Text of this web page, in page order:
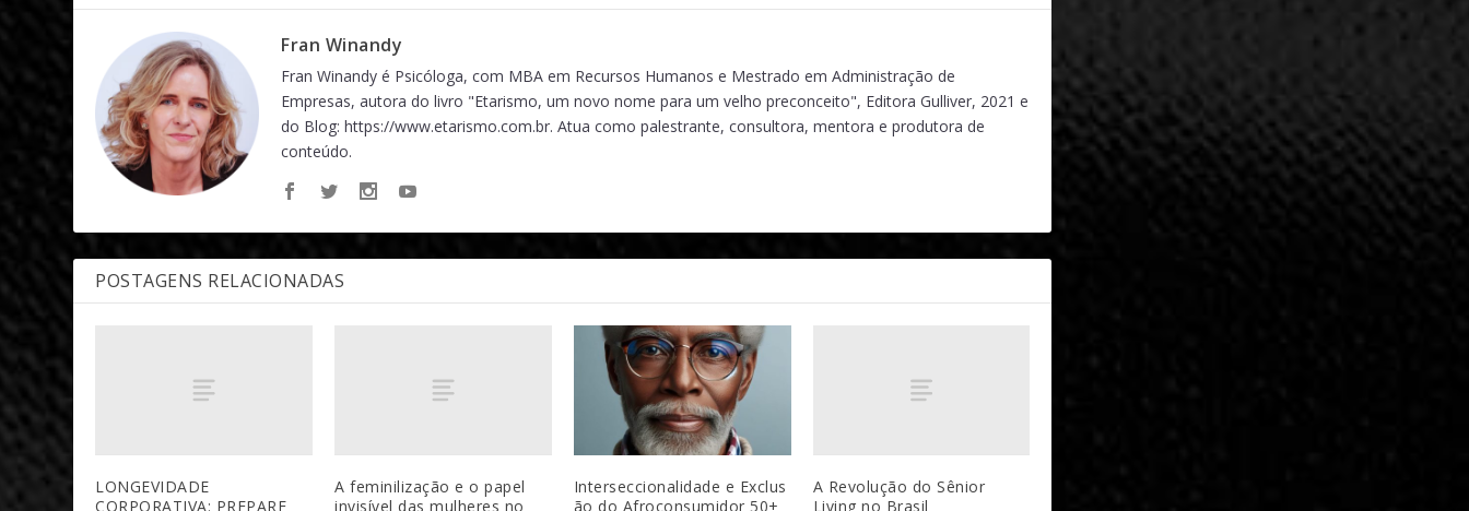
Fran Winandy
Fran Winandy é Psicóloga, com MBA em Recursos Humanos e Mestrado em Administração de
Empresas, autora do livro "Etarismo, um novo nome para um velho preconceito", Editora Gulliver, 2021 e
do Blog: https://www.etarismo.com.br. Atua como palestrante, consultora, mentora e produtora de
conteúdo.
POSTAGENS RELACIONADAS
LONGEVIDADE
CORPORATIVA: PREPARE
A feminilização e o papel
invisível das mulheres no
Interseccionalidade e Exclus
ão do Afroconsumidor 50+
A Revolução do Sênior
Living no Brasil